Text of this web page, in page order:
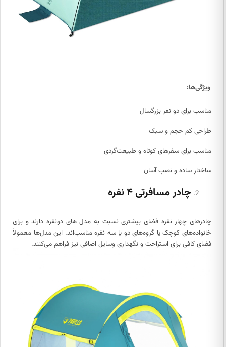
ویژگی‌ها:
مناسب برای دو نفر بزرگسال
طراحی کم حجم و سبک
مناسب برای سفرهای کوتاه و طبیعت‌گردی
ساختار ساده و نصب آسان
چادر مسافرتی ۴ نفره
چادرهای چهار نفره فضای بیشتری نسبت به مدل های دونفره دارند و برای
خانواده‌های کوچک یا گروه‌های دو یا سه نفره مناسب‌اند. این مدل‌ها معمولاً
فضای کافی برای استراحت و نگهداری وسایل اضافی نیز فراهم می‌کنند.